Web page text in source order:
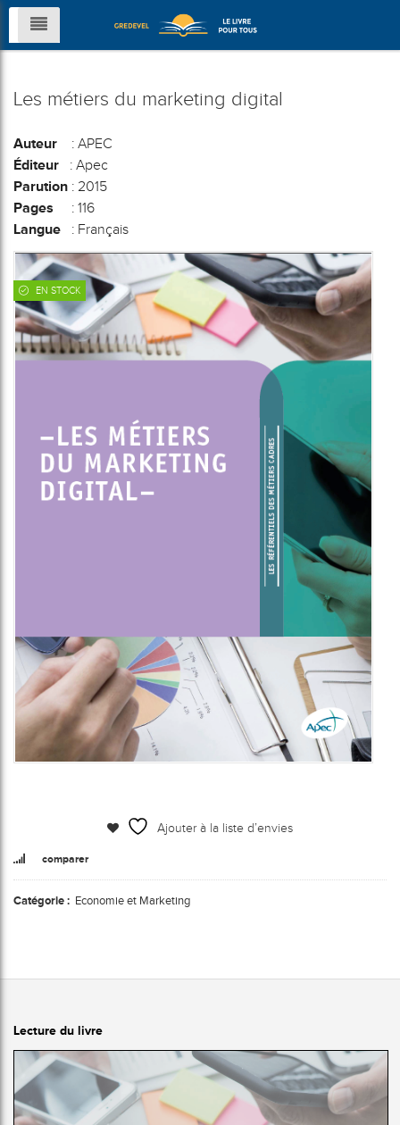
Les métiers du marketing digital
Auteur : APEC
Éditeur : Apec
Parution : 2015
Pages : 116
Langue : Français
EN STOCK
Ajouter à la liste d’envies
comparer
Catégorie : Economie et Marketing
Lecture du livre